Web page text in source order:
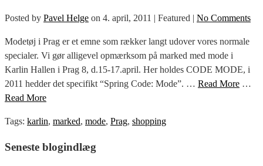
Posted by Pavel Helge on 4. april, 2011 | Featured | No Comments
Modetøj i Prag er et emne som rækker langt udover vores normale
specialer. Vi gør alligevel opmærksom på marked med mode i
Karlin Hallen i Prag 8, d.15-17.april. Her holdes CODE MODE, i
2011 hedder det specifikt “Spring Code: Mode”. … Read More …
Read More
Tags: karlin, marked, mode, Prag, shopping
Seneste blogindlæg